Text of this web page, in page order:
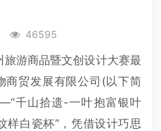
46595
游商品暨文创设计大赛最
商贸发展有限公司(以下简
千山拾遗-一叶抱富银叶
样白瓷杯”，凭借设计巧思